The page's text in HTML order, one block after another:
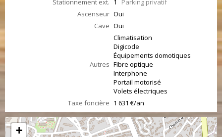
Stationnement ext. 1 Parking privatif
Ascenseur Oui
Cave Oui
Autres
Climatisation
Digicode
Équipements domotiques
Fibre optique
Interphone
Portail motorisé
Volets électriques
Taxe foncière 1 631 €/an
+